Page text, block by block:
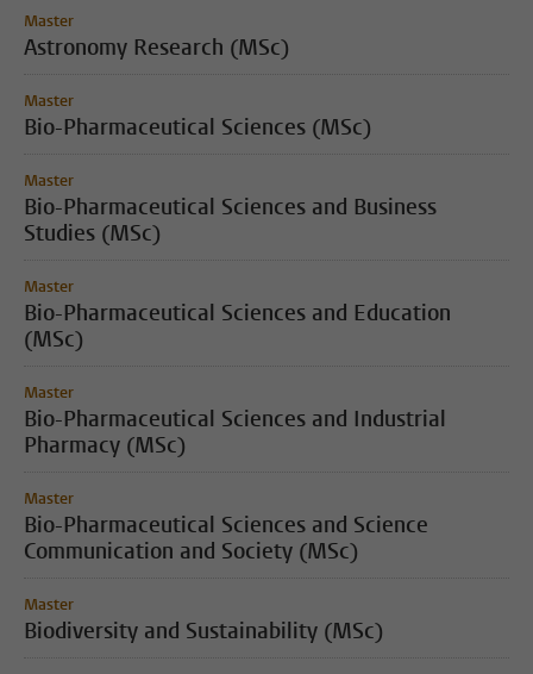
Master
Astronomy Research (MSc)
Master
Bio-Pharmaceutical Sciences (MSc)
Master
Bio-Pharmaceutical Sciences and Business
Studies (MSc)
Master
Bio-Pharmaceutical Sciences and Education
(MSc)
Master
Bio-Pharmaceutical Sciences and Industrial
Pharmacy (MSc)
Master
Bio-Pharmaceutical Sciences and Science
Communication and Society (MSc)
Master
Biodiversity and Sustainability (MSc)